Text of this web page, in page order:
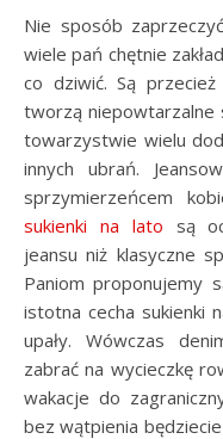
Nie sposób
wiele pań chętnie
co dziwić. Są
tworzą niepowtarzalne
towarzystwie wielu
innych ubrań.
sprzymierzeńcem
sukienki na lato są
jeansu niż klasyczne
Paniom proponujemy
istotna cecha sukienki
upały. Wówczas
zabrać na wycieczkę
wakacje do
bez wątpienia